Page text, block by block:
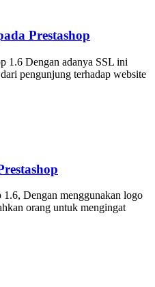
Prestashop
1.6 Dengan adanya SSL ini
pengunjung terhadap website
1.6, Dengan menggunakan logo
orang untuk mengingat